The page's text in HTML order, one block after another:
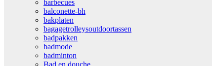
barbecues
balconette-bh
bakplaten
bagagetrolleysoutdoortassen
badpakken
badmode
badminton
Bad en douche